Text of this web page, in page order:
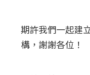
期許我們一起建
構，謝謝各位！